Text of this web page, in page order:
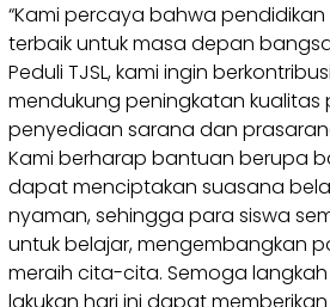
“Kami percaya bahwa
terbaik untuk masa depan
Peduli TJSL, kami ingin
mendukung peningkatan kualitas
penyediaan sarana dan
Kami berharap bantuan berupa
dapat menciptakan suasana
nyaman, sehingga para siswa
untuk belajar, mengembangkan
meraih cita-cita. Semoga